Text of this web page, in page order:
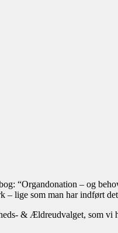
“Organdonation – og
– lige som man har indført
& Ældreudvalget, som